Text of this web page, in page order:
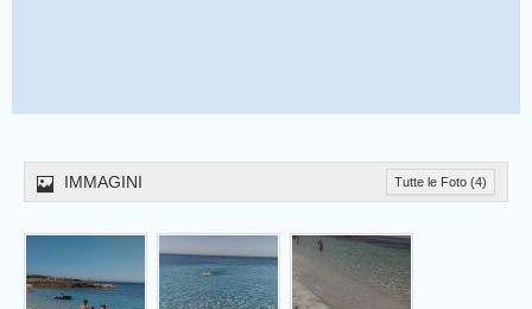
IMMAGINI Tutte le Foto (4)